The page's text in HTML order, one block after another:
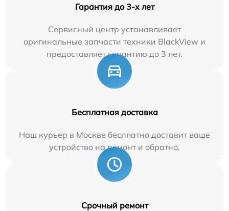
Гарантия до 3-х лет
Сервисный центр устанавливает
оригинальные запчасти техники BlackView и
предоставляет гарантию до 3 лет.
Бесплатная доставка
Наш курьер в Москве бесплатно доставит ваше
устройство на ремонт и обратно.
Срочный ремонт